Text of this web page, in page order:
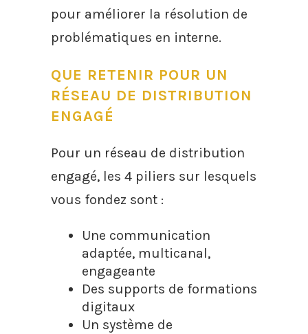
pour améliorer la résolution de
problématiques en interne.
QUE RETENIR POUR UN
RÉSEAU DE DISTRIBUTION
ENGAGÉ
Pour un réseau de distribution
engagé, les 4 piliers sur lesquels
vous fondez sont :
Une communication
adaptée, multicanal,
engageante
Des supports de formations
digitaux
Un système de